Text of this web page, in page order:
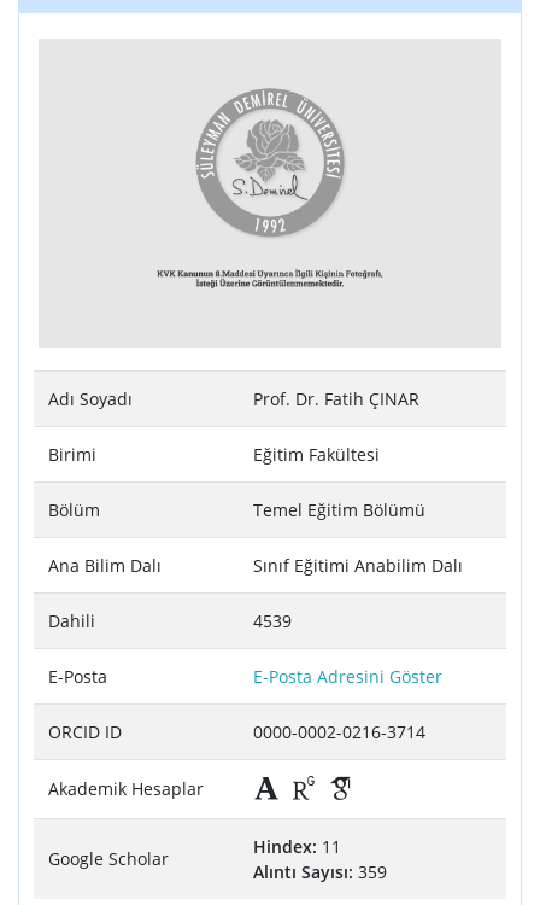
Adı Soyadı Prof. Dr. Fatih ÇINAR
Birimi Eğitim Fakültesi
Bölüm Temel Eğitim Bölümü
Ana Bilim Dalı Sınıf Eğitimi Anabilim Dalı
Dahili 4539
E-Posta E-Posta Adresini Göster
ORCID ID 0000-0002-0216-3714
Akademik Hesaplar
Google Scholar
Hindex: 11
Alıntı Sayısı: 359